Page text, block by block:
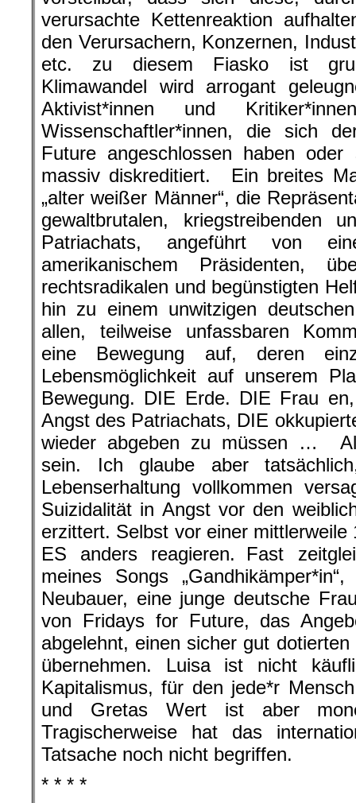
verursachte Kettenreaktion
den Verursachern, Konzernen,
etc. zu diesem Fiasko ist
Klimawandel wird arrogant
Aktivist*innen und
Wissenschaftler*innen, die sich
Future angeschlossen haben
massiv diskreditiert. Ein breites
„alter weißer Männer“, die
gewaltbrutalen, kriegstreibenden
Patriachats, angeführt von
amerikanischem Präsidenten,
rechtsradikalen und begünstigten
hin zu einem unwitzigen
allen, teilweise unfassbaren
eine Bewegung auf, deren
Lebensmöglichkeit auf unserem
Bewegung. DIE Erde. DIE Frau
Angst des Patriachats, DIE
wieder abgeben zu müssen …
sein. Ich glaube aber
Lebenserhaltung vollkommen
Suizidalität in Angst vor den
erzittert. Selbst vor einer
ES anders reagieren. Fast
meines Songs
Neubauer, eine junge deutsche
von Fridays for Future, das
abgelehnt, einen sicher gut
übernehmen. Luisa ist nicht
Kapitalismus, für den jede*r
und Gretas Wert ist aber
Tragischerweise hat das
Tatsache noch nicht begriffen.
* * * *